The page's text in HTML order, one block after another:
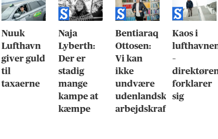
Nuuk
Lufthavn
giver guld
til
taxaerne
Naja
Lyberth:
Der er
stadig
mange
kampe at
kæmpe
Bentiaraq
Ottosen:
Vi kan
ikke
undvære
udenlandsk
arbejdskraft
Kaos i
–
forklarer
sig